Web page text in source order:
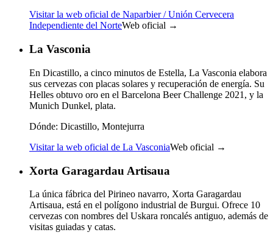
Visitar la web oficial de Naparbier / Unión Cervecera
Independiente del NorteWeb oficial →
La Vasconia
En Dicastillo, a cinco minutos de Estella, La Vasconia elabora
sus cervezas con placas solares y recuperación de energía. Su
Helles obtuvo oro en el Barcelona Beer Challenge 2021, y la
Munich Dunkel, plata.
Dónde: Dicastillo, Montejurra
Visitar la web oficial de La VasconiaWeb oficial →
Xorta Garagardau Artisaua
La única fábrica del Pirineo navarro, Xorta Garagardau
Artisaua, está en el polígono industrial de Burgui. Ofrece 10
cervezas con nombres del Uskara roncalés antiguo, además de
visitas guiadas y catas.